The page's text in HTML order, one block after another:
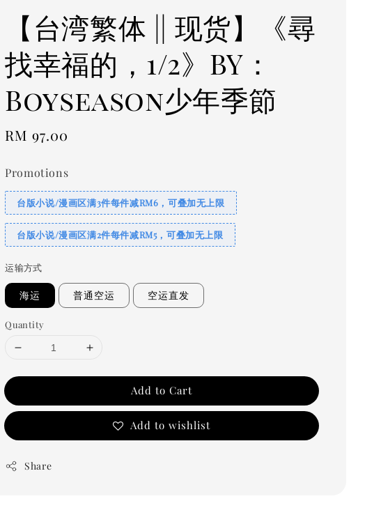
【台湾繁体 || 现货】《尋
找幸福的，1/2》BY：
Boyseason少年季節
Regular
RM 97.00
Promotions
台版小说/漫画区满3件每件减RM6，可叠加无上限
台版小说/漫画区满2件每件减RM5，可叠加无上限
运输方式
海运 普通空运 空运直发
Quantity
Add to Cart
Add to wishlist
Share